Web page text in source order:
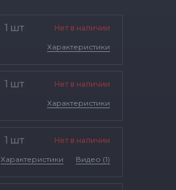
1 шт Нет в наличии
Характеристики
1 шт Нет в наличии
Характеристики
1 шт Нет в наличии
Характеристики Видео (1)